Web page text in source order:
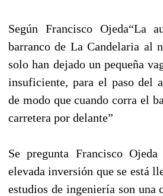
Según Francisco Ojeda“La
barranco de La Candelaria al
solo han dejado un pequeña
insuficiente, para el paso del
de modo que cuando corra el
carretera por delante”
Se pregunta Francisco
elevada inversión que se está
estudios de ingeniería son una